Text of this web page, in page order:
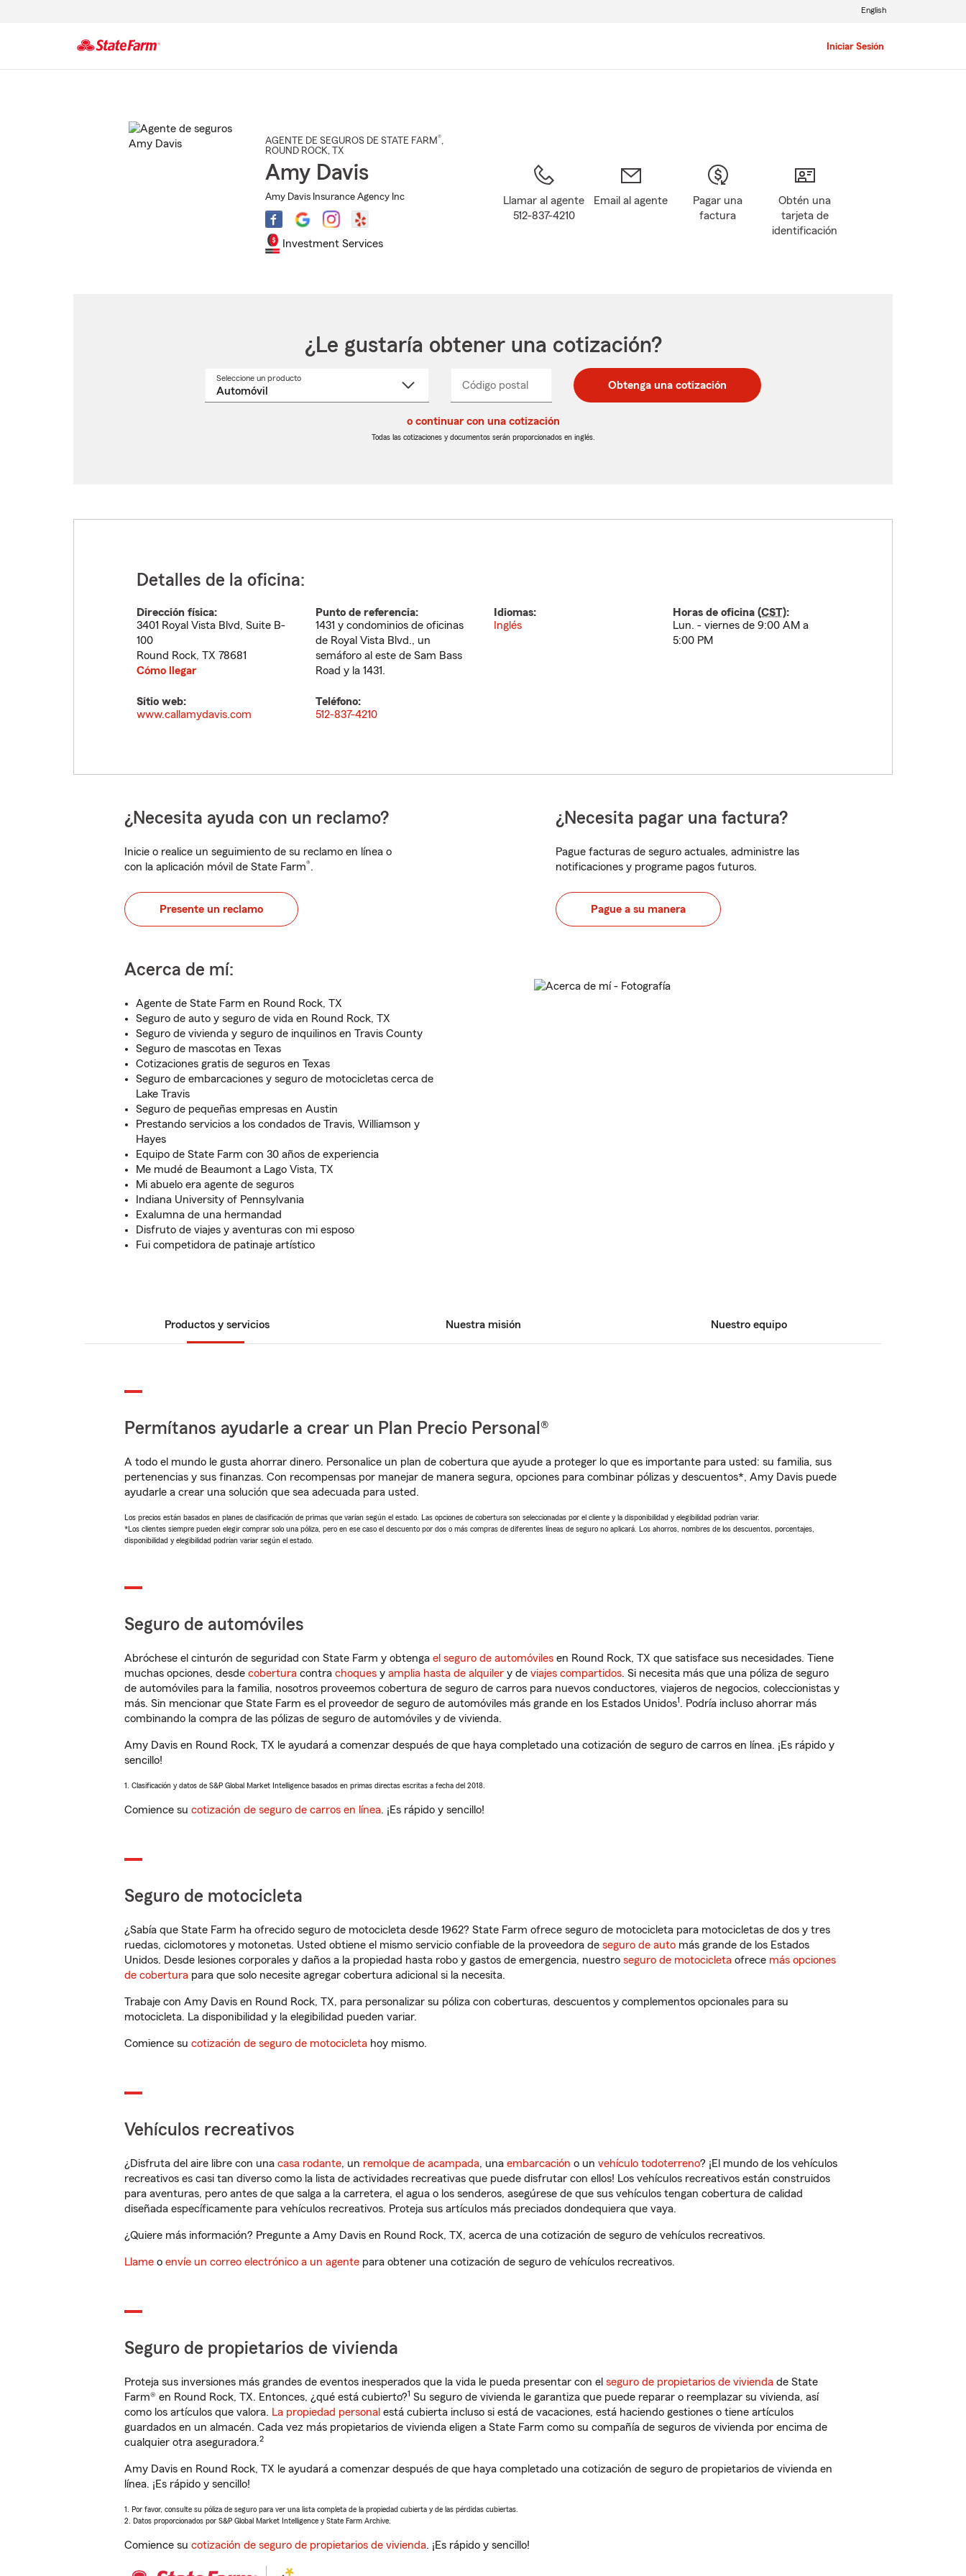
Iniciar Sesión
English
AGENTE DE SEGUROS DE STATE FARM®,
ROUND ROCK, TX
Amy Davis
Amy Davis Insurance Agency Inc
Investment Services
Llamar al agente
512-837-4210
Email al agente
Pagar una
factura
Obtén una
tarjeta de
identificación
¿Le gustaría obtener una cotización?
Seleccione un productoSeleccione
Código postal
postal
de
postal
de
_____ Obtenga una cotización
o continuar con una cotización
Todas las cotizaciones y documentos serán proporcionados en inglés.
Detalles de la oficina:
Dirección física:
3401 Royal Vista Blvd, Suite B-
100
Round Rock, TX 78681
Cómo llegar
Punto de referencia:
1431 y condominios de oficinas
de Royal Vista Blvd., un
semáforo al este de Sam Bass
Road y la 1431.
Idiomas:
Inglés
Horas de oficina (CST):
Lun. - viernes de 9:00 AM a
5:00 PM
Sitio web:
www.callamydavis.com
Teléfono:
512-837-4210
¿Necesita ayuda con un reclamo?
Inicie o realice un seguimiento de su reclamo en línea o
con la aplicación móvil de State Farm®.
Presente un reclamo
¿Necesita pagar una factura?
Pague facturas de seguro actuales, administre las
notificaciones y programe pagos futuros.
Pague a su manera
Acerca de mí:
Agente de State Farm en Round Rock, TX
Seguro de auto y seguro de vida en Round Rock, TX
Seguro de vivienda y seguro de inquilinos en Travis County
Seguro de mascotas en Texas
Cotizaciones gratis de seguros en Texas
Seguro de embarcaciones y seguro de motocicletas cerca de
Lake Travis
Seguro de pequeñas empresas en Austin
Prestando servicios a los condados de Travis, Williamson y
Hayes
Equipo de State Farm con 30 años de experiencia
Me mudé de Beaumont a Lago Vista, TX
Mi abuelo era agente de seguros
Indiana University of Pennsylvania
Exalumna de una hermandad
Disfruto de viajes y aventuras con mi esposo
Fui competidora de patinaje artístico
Productos y servicios Nuestra misión Nuestro equipo
Permítanos ayudarle a crear un Plan Precio Personal®
A todo el mundo le gusta ahorrar dinero. Personalice un plan de cobertura que ayude a proteger lo que es importante para usted: su familia, sus
pertenencias y sus finanzas. Con recompensas por manejar de manera segura, opciones para combinar pólizas y descuentos*, Amy Davis puede
ayudarle a crear una solución que sea adecuada para usted.
Los precios están basados en planes de clasificación de primas que varían según el estado. Las opciones de cobertura son seleccionadas por el cliente y la disponibilidad y elegibilidad podrían variar.
*Los clientes siempre pueden elegir comprar solo una póliza, pero en ese caso el descuento por dos o más compras de diferentes líneas de seguro no aplicará. Los ahorros, nombres de los descuentos, porcentajes,
disponibilidad y elegibilidad podrían variar según el estado.
Seguro de automóviles
Abróchese el cinturón de seguridad con State Farm y obtenga el seguro de automóviles en Round Rock, TX que satisface sus necesidades. Tiene
muchas opciones, desde cobertura contra choques y amplia hasta de alquiler y de viajes compartidos. Si necesita más que una póliza de seguro
de automóviles para la familia, nosotros proveemos cobertura de seguro de carros para nuevos conductores, viajeros de negocios, coleccionistas y
más. Sin mencionar que State Farm es el proveedor de seguro de automóviles más grande en los Estados Unidos1. Podría incluso ahorrar más
combinando la compra de las pólizas de seguro de automóviles y de vivienda.
Amy Davis en Round Rock, TX le ayudará a comenzar después de que haya completado una cotización de seguro de carros en línea. ¡Es rápido y
sencillo!
1. Clasificación y datos de S&P Global Market Intelligence basados en primas directas escritas a fecha del 2018.
Comience su cotización de seguro de carros en línea. ¡Es rápido y sencillo!
Seguro de motocicleta
¿Sabía que State Farm ha ofrecido seguro de motocicleta desde 1962? State Farm ofrece seguro de motocicleta para motocicletas de dos y tres
ruedas, ciclomotores y motonetas. Usted obtiene el mismo servicio confiable de la proveedora de seguro de auto más grande de los Estados
Unidos. Desde lesiones corporales y daños a la propiedad hasta robo y gastos de emergencia, nuestro seguro de motocicleta ofrece más opciones
de cobertura para que solo necesite agregar cobertura adicional si la necesita.
Trabaje con Amy Davis en Round Rock, TX, para personalizar su póliza con coberturas, descuentos y complementos opcionales para su
motocicleta. La disponibilidad y la elegibilidad pueden variar.
Comience su cotización de seguro de motocicleta hoy mismo.
Vehículos recreativos
¿Disfruta del aire libre con una casa rodante, un remolque de acampada, una embarcación o un vehículo todoterreno? ¡El mundo de los vehículos
recreativos es casi tan diverso como la lista de actividades recreativas que puede disfrutar con ellos! Los vehículos recreativos están construidos
para aventuras, pero antes de que salga a la carretera, el agua o los senderos, asegúrese de que sus vehículos tengan cobertura de calidad
diseñada específicamente para vehículos recreativos. Proteja sus artículos más preciados dondequiera que vaya.
¿Quiere más información? Pregunte a Amy Davis en Round Rock, TX, acerca de una cotización de seguro de vehículos recreativos.
Llame o envíe un correo electrónico a un agente para obtener una cotización de seguro de vehículos recreativos.
Seguro de propietarios de vivienda
Proteja sus inversiones más grandes de eventos inesperados que la vida le pueda presentar con el seguro de propietarios de vivienda de State
Farm® en Round Rock, TX. Entonces, ¿qué está cubierto?1 Su seguro de vivienda le garantiza que puede reparar o reemplazar su vivienda, así
como los artículos que valora. La propiedad personal está cubierta incluso si está de vacaciones, está haciendo gestiones o tiene artículos
guardados en un almacén. Cada vez más propietarios de vivienda eligen a State Farm como su compañía de seguros de vivienda por encima de
cualquier otra aseguradora.2
Amy Davis en Round Rock, TX le ayudará a comenzar después de que haya completado una cotización de seguro de propietarios de vivienda en
línea. ¡Es rápido y sencillo!
1. Por favor, consulte su póliza de seguro para ver una lista completa de la propiedad cubierta y de las pérdidas cubiertas.
2. Datos proporcionados por S&P Global Market Intelligence y State Farm Archive.
Comience su cotización de seguro de propietarios de vivienda. ¡Es rápido y sencillo!